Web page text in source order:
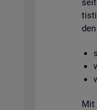
Mit